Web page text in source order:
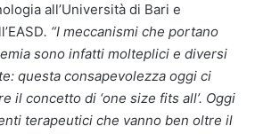
all’Università di Bari e
. “I meccanismi che portano
sono infatti molteplici e diversi
questa consapevolezza oggi ci
il concetto di ‘one size fits all’. Oggi
terapeutici che vanno ben oltre il